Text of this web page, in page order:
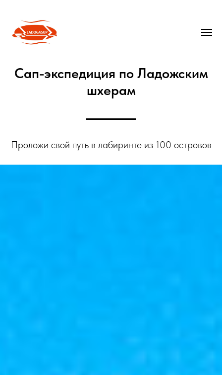
Сап-экспедиция по Ладожским
шхерам
Проложи свой путь в лабиринте из 100 островов